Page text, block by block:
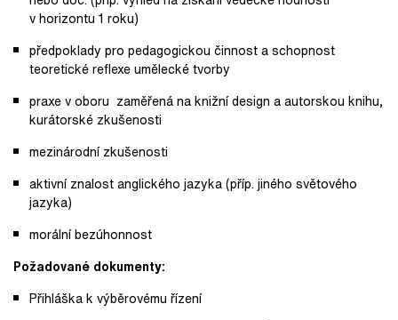
v horizontu 1 roku)
předpoklady pro pedagogickou činnost a schopnost
teoretické reflexe umělecké tvorby
praxe v oboru zaměřená na knižní design a autorskou knihu,
kurátorské zkušenosti
mezinárodní zkušenosti
aktivní znalost anglického jazyka (příp. jiného světového
jazyka)
morální bezúhonnost
Požadované dokumenty:
Přihláška k výběrovému řízení